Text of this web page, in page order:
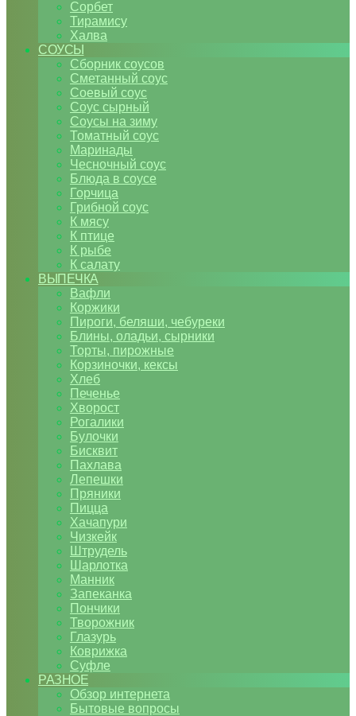
Сорбет
Тирамису
Халва
СОУСЫ
Сборник соусов
Сметанный соус
Соевый соус
Соус сырный
Соусы на зиму
Томатный соус
Маринады
Чесночный соус
Блюда в соусе
Горчица
Грибной соус
К мясу
К птице
К рыбе
К салату
ВЫПЕЧКА
Вафли
Коржики
Пироги, беляши, чебуреки
Блины, оладьи, сырники
Торты, пирожные
Корзиночки, кексы
Хлеб
Печенье
Хворост
Рогалики
Булочки
Бисквит
Пахлава
Лепешки
Пряники
Пицца
Хачапури
Чизкейк
Штрудель
Шарлотка
Манник
Запеканка
Пончики
Творожник
Глазурь
Коврижка
Суфле
РАЗНОЕ
Обзор интернета
Бытовые вопросы